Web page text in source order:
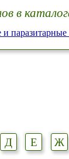
в
паразитарные
Д Е Ж